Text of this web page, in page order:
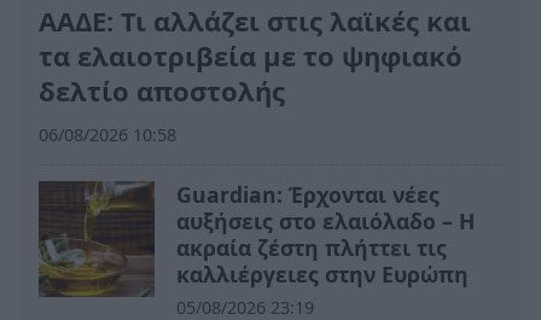
ΑΑΔΕ: Τι αλλάζει στις λαϊκές και
τα ελαιοτριβεία με το ψηφιακό
δελτίο αποστολής
06/08/2026 10:58
Guardian: Έρχονται νέες
αυξήσεις στο ελαιόλαδο – Η
ακραία ζέστη πλήττει τις
καλλιέργειες στην Ευρώπη
05/08/2026 23:19